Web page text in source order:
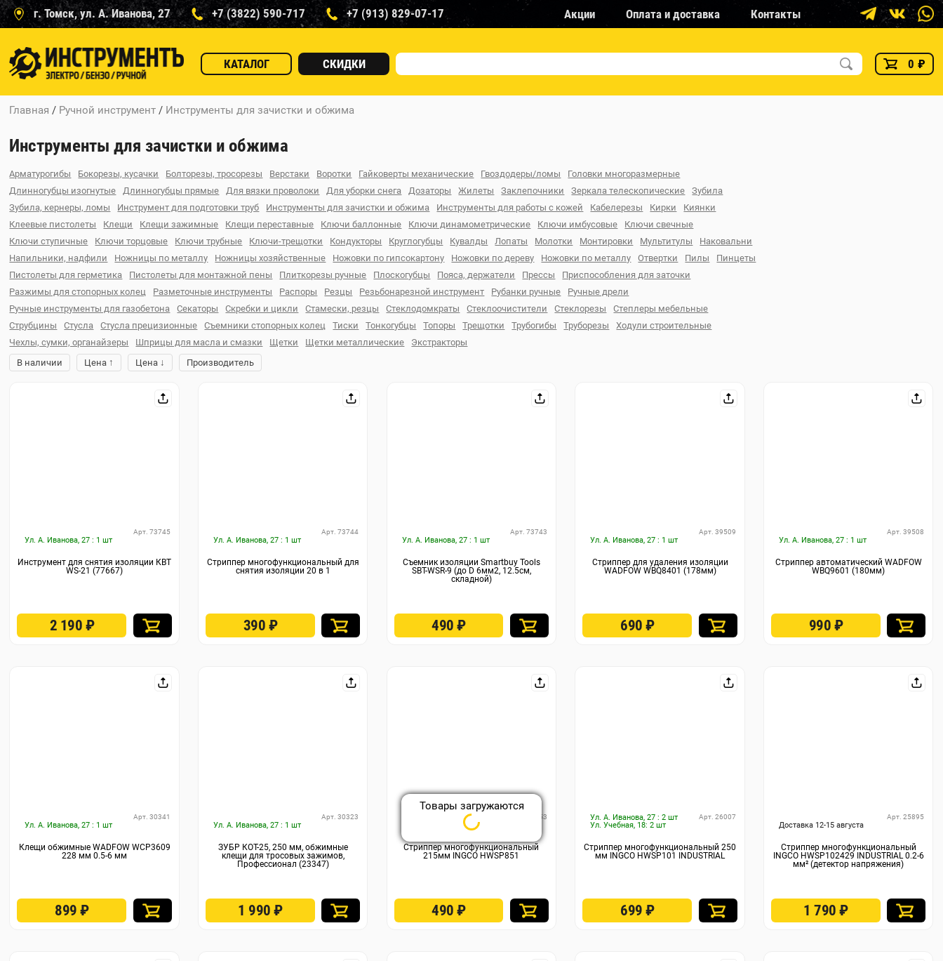
г. Томск, ул. А. Иванова, 27 +7 (3822) 590-717 +7 (913) 829-07-17 Акции Оплата и доставка Контакты
КАТАЛОГ СКИДКИ 0 ₽
Главная / Ручной инструмент / Инструменты для зачистки и обжима
Инструменты для зачистки и обжима
Арматурогибы Бокорезы, кусачки Болторезы, тросорезы Верстаки Воротки Гайковерты механические Гвоздодеры/ломы
Головки многоразмерные
Длинногубцы изогнутые
Длинногубцы прямые Для вязки проволоки Для уборки снега Дозаторы Жилеты Заклепочники Зеркала телескопические
Зубила
Зубила, кернеры, ломы
Инструмент для подготовки труб Инструменты для зачистки и обжима Инструменты для работы с кожей Кабелерезы Кирки
Киянки
Клеевые пистолеты
Клещи Клещи зажимные Клещи переставные Ключи баллонные Ключи динамометрические Ключи имбусовые
Ключи свечные
Ключи ступичные
Ключи торцовые Ключи трубные Ключи-трещотки Кондукторы Круглогубцы Кувалды Лопаты Молотки Монтировки Мультитулы
Наковальни
Напильники, надфили
Ножницы по металлу Ножницы хозяйственные Ножовки по гипсокартону Ножовки по дереву Ножовки по металлу Отвертки Пилы
Пинцеты
Пистолеты для герметика
Пистолеты для монтажной пены Плиткорезы ручные Плоскогубцы Пояса, держатели Прессы
Приспособления для заточки
Разжимы для стопорных колец
Разметочные инструменты Распоры Резцы Резьбонарезной инструмент Рубанки ручные
Ручные дрели
Ручные инструменты для газобетона
Секаторы Скребки и цикли Стамески, резцы Стеклодомкраты Стеклоочистители Стеклорезы
Степлеры мебельные
Струбцины
Стусла Стусла прецизионные Съемники стопорных колец Тиски Тонкогубцы Топоры Трещотки Трубогибы Труборезы
Ходули строительные
Чехлы, сумки, органайзеры
Шприцы для масла и смазки Щетки Щетки металлические
Экстракторы
В наличии
Цена ↑ Цена ↓ Производитель
Ул. А. Иванова, 27 : 1 шт
Арт. 73745
Инструмент для снятия изоляции КВТ
WS-21 (77667)
2 190 ₽
Ул. А. Иванова, 27 : 1 шт
Арт. 73744
Стриппер многофункциональный для
снятия изоляции 20 в 1
390 ₽
Ул. А. Иванова, 27 : 1 шт
Арт. 73743
Съемник изоляции Smartbuy Tools
SBT-WSR-9 (до D 6мм2, 12.5см,
складной)
490₽
Ул. А. Иванова, 27 : 1 шт
Арт. 39509
Стриппер для удаления изоляции
WADFOW WBQ8401 (178мм)
690₽
Ул. А. Иванова, 27 : 1 шт
Арт. 39508
Стриппер автоматический WADFOW
WBQ9601 (180мм)
990 ₽
Ул. А. Иванова, 27 : 1 шт
Арт. 30341
Клещи обжимные WADFOW WCP3609
228 мм 0.5-6 мм
899₽
Ул. А. Иванова, 27 : 1 шт
Арт. 30323
ЗУБР КОТ-25, 250 мм, обжимные
клещи для тросовых зажимов,
Профессионал (23347)
1 990₽
Ул. А. Иванова, 27 : 1 шт
Арт. 30253
Стриппер многофункциональный
215мм INGCO HWSP851
490₽
Ул. А. Иванова, 27 : 2 шт
Ул. Учебная, 18: 2 шт
Арт. 26007
Стриппер многофункциональный 250
мм INGCO HWSP101 INDUSTRIAL
699₽
Доставка 12-15 августа
Арт. 25895
Стриппер многофункциональный
INGCO HWSP102429 INDUSTRIAL 0.2-6
мм² (детектор напряжения)
1 790₽
Товары загружаются